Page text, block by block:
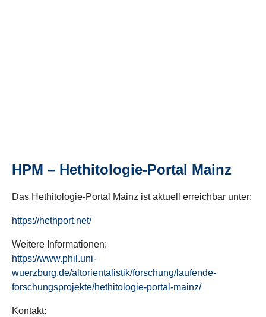
HPM – Hethitologie-Portal Mainz
Das Hethitologie-Portal Mainz ist aktuell erreichbar unter:
https://hethport.net/
Weitere Informationen:
https://www.phil.uni-
wuerzburg.de/altorientalistik/forschung/laufende-
forschungsprojekte/hethitologie-portal-mainz/
Kontakt: